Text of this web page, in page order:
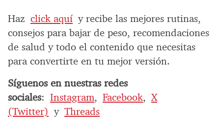
Haz click aquí y recibe las mejores rutinas,
consejos para bajar de peso, recomendaciones
de salud y todo el contenido que necesitas
para convertirte en tu mejor versión.
Síguenos en nuestras redes
sociales: Instagram, Facebook,X
(Twitter) y Threads